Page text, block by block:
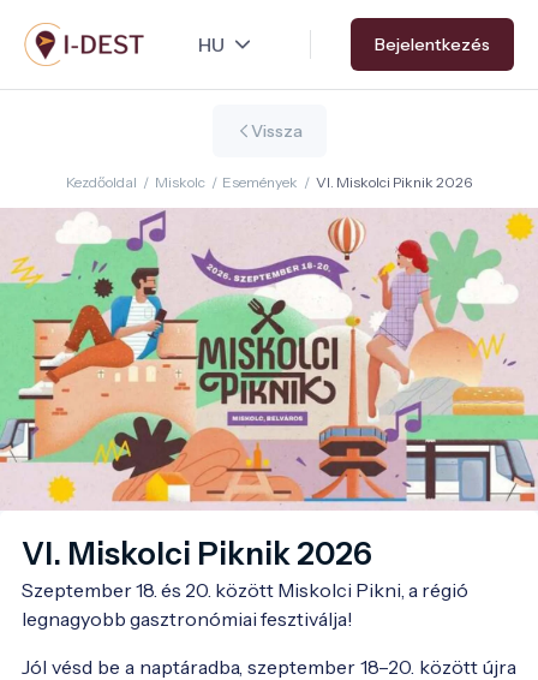
Ugrás
a
tartalomra
Bejelentkezés
Vissza
Kezdőoldal / Miskolc / Események / VI. Miskolci Piknik 2026
VI. Miskolci Piknik 2026
Szeptember 18. és 20. között Miskolci Pikni, a régió
legnagyobb gasztronómiai fesztiválja!
Jól vésd be a naptáradba, szeptember 18–20. között újra